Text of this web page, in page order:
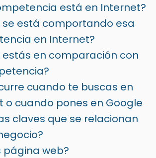
está en Internet?
se está comportando esa
en Internet?
estás en comparación con
cuando te buscas en
o cuando pones en Google
claves que se relacionan
página web?